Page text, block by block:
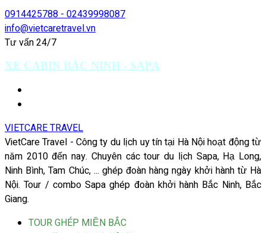
0914425788 - 02439998087
info@vietcaretravel.vn
Tư vấn 24/7
XE CABIN BẮC NINH - SAPA
VIETCARE TRAVEL
VietCare Travel - Công ty du lịch uy tín tại Hà Nội hoạt động từ
năm 2010 đến nay. Chuyên các tour du lịch Sapa, Hạ Long,
Ninh Bình, Tam Chúc, ... ghép đoàn hàng ngày khởi hành từ Hà
Nội. Tour / combo Sapa ghép đoàn khởi hành Bắc Ninh, Bắc
Giang.
TOUR GHÉP MIỀN BẮC